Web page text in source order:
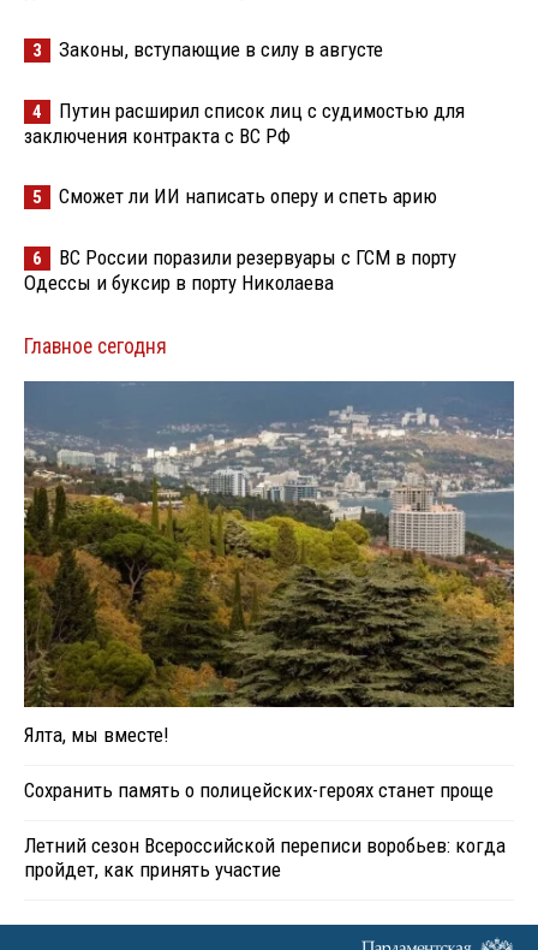
3 Законы, вступающие в силу в августе
4
Путин расширил список лиц с судимостью для
заключения контракта с ВС РФ
5 Сможет ли ИИ написать оперу и спеть арию
6
ВС России поразили резервуары с ГСМ в порту
Одессы и буксир в порту Николаева
Главное сегодня
Ялта, мы вместе!
Сохранить память о полицейских-героях станет проще
Летний сезон Всероссийской переписи воробьев: когда
пройдет, как принять участие